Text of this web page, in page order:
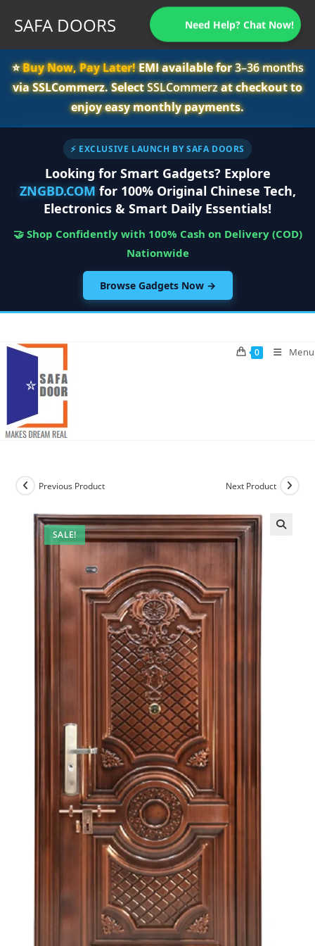
SAFA DOORS Need Help? Chat Now!
⭐️Buy Now, Pay Later!EMI available for3–36 months
via SSLCommerz. SelectSSLCommerzat checkout to
enjoy easy monthly payments.
⚡ EXCLUSIVE LAUNCH BY SAFA DOORS
Looking for Smart Gadgets? Explore
ZNGBD.COM for 100% Original Chinese Tech,
Electronics & Smart Daily Essentials!
🤝 Shop Confidently with 100% Cash on Delivery (COD)
Nationwide
Browse Gadgets Now →
content
0 Menu
SALE!
Previous Product Next Product